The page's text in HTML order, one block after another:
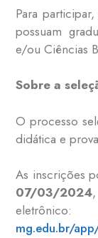
Para
possuam g
e/ou Ciências
Sobre a
O processo
didática e
As inscrições
07/03/2024
mg.edu.br/